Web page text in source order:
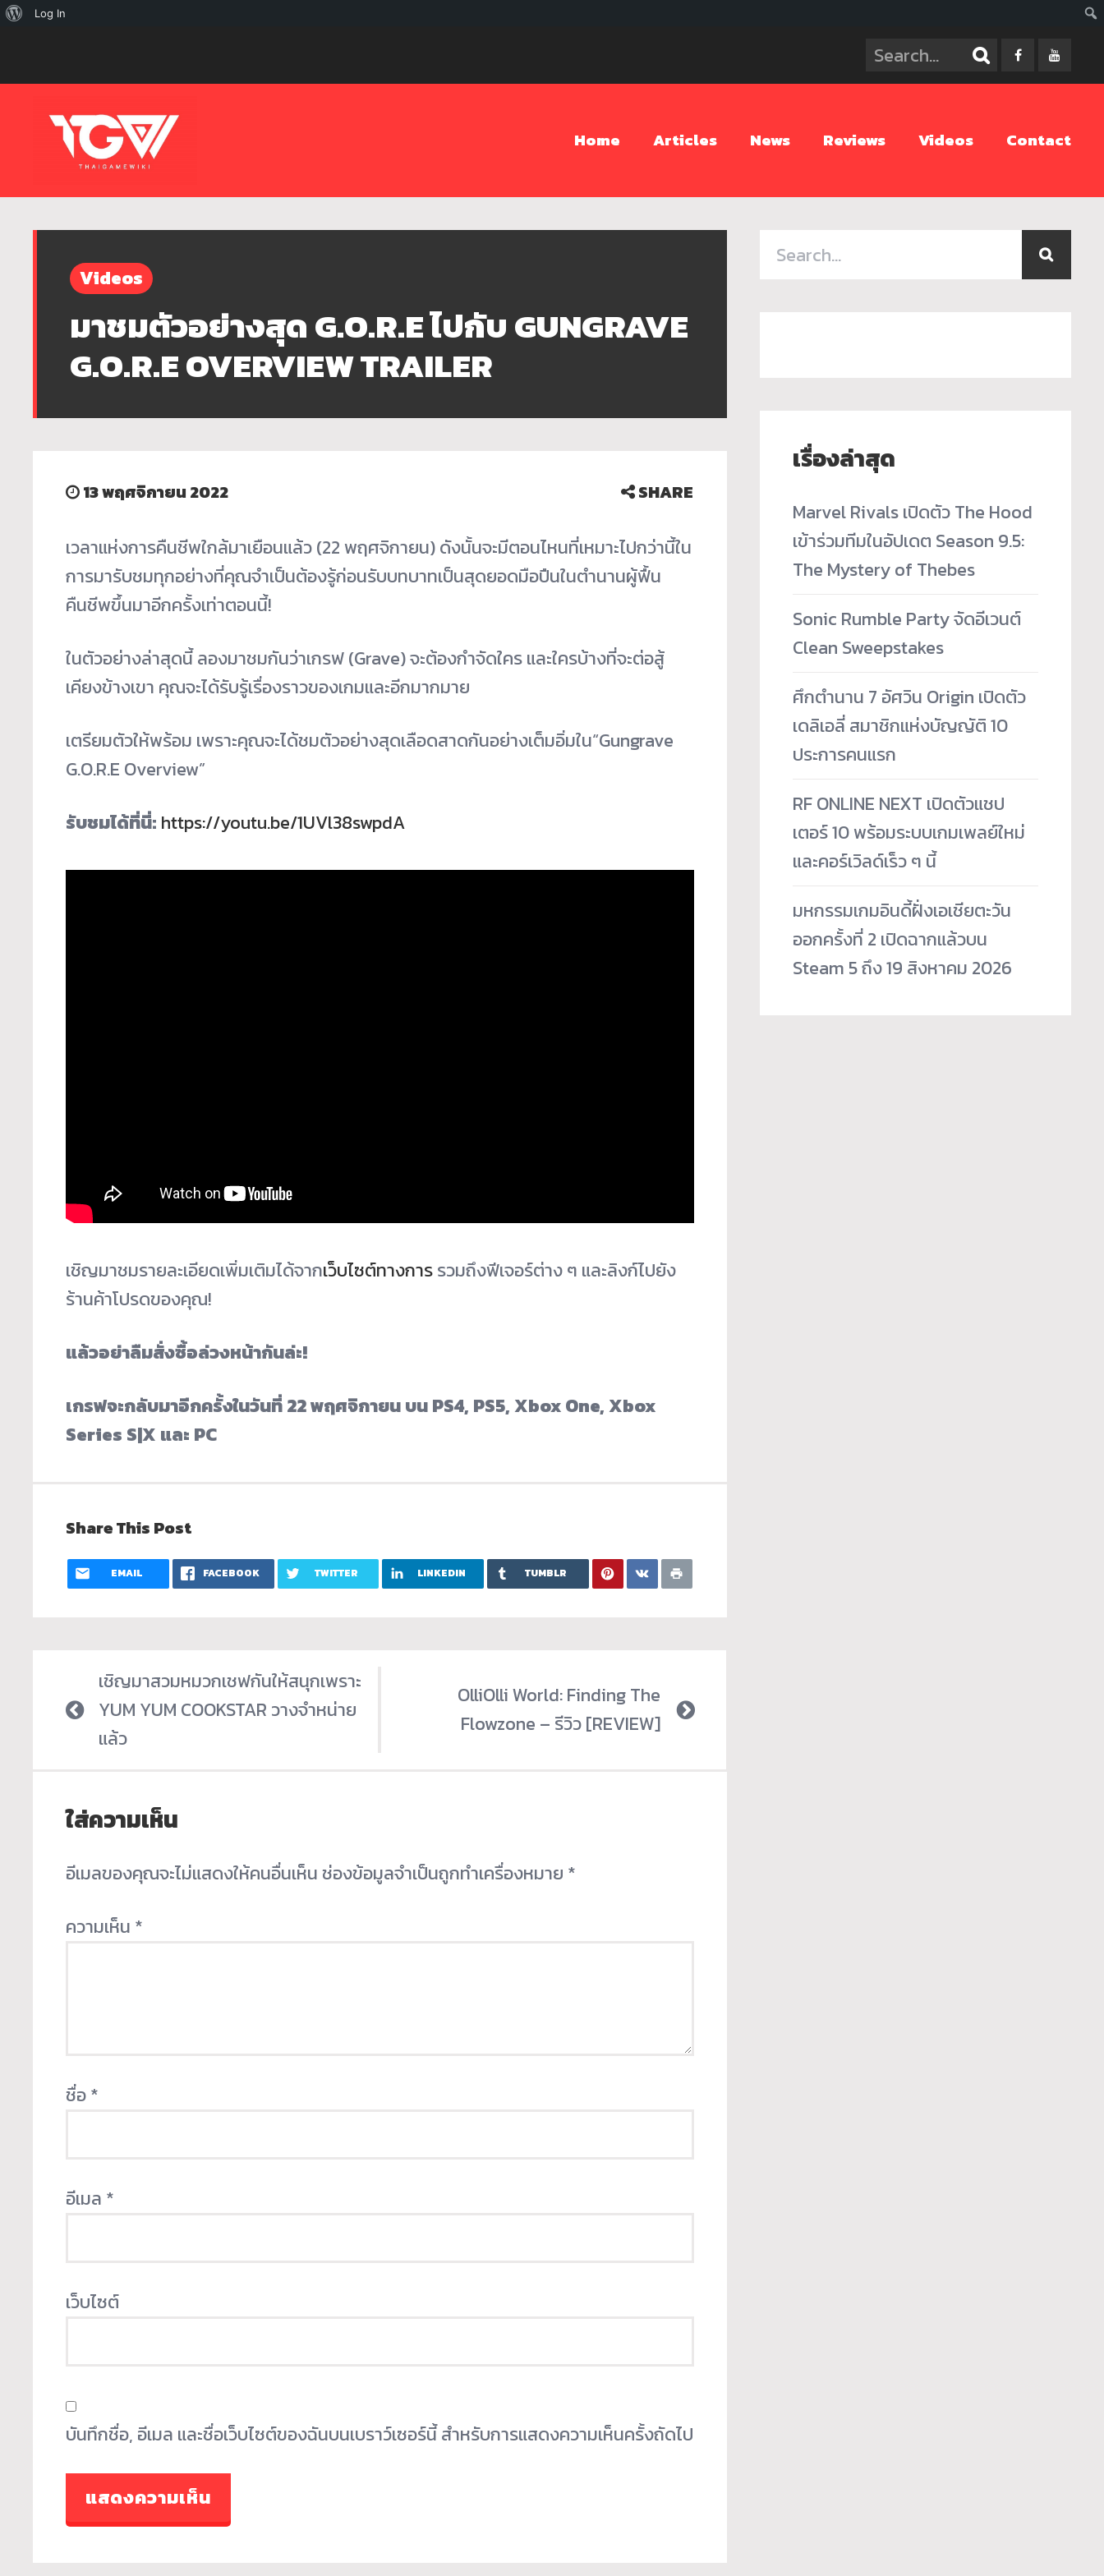
Home Articles News Reviews Videos Contact
Videos
มาชมตัวอย่างสุด G.O.R.E ไปกับ GUNGRAVE
G.O.R.E OVERVIEW TRAILER
13 พฤศจิกายน 2022 SHARE
เวลาแห่งการคืนชีพใกล้มาเยือนแล้ว (22 พฤศจิกายน) ดังนั้นจะมีตอนไหนที่เหมาะไปกว่านี้ใน
การมารับชมทุกอย่างที่คุณจำเป็นต้องรู้ก่อนรับบทบาทเป็นสุดยอดมือปืนในตำนานผู้ฟื้น
คืนชีพขึ้นมาอีกครั้งเท่าตอนนี้!
ในตัวอย่างล่าสุดนี้ ลองมาชมกันว่าเกรฟ (Grave) จะต้องกำจัดใคร และใครบ้างที่จะต่อสู้
เคียงข้างเขา คุณจะได้รับรู้เรื่องราวของเกมและอีกมากมาย
เตรียมตัวให้พร้อม เพราะคุณจะได้ชมตัวอย่างสุดเลือดสาดกันอย่างเต็มอิ่มใน“Gungrave
G.O.R.E Overview”
รับชมได้ที่นี่: https://youtu.be/1UVl38swpdA
เชิญมาชมรายละเอียดเพิ่มเติมได้จากเว็บไซต์ทางการรวมถึงฟีเจอร์ต่าง ๆ และลิงก์ไปยัง
ร้านค้าโปรดของคุณ!
แล้วอย่าลืมสั่งซื้อล่วงหน้ากันล่ะ!
เกรฟจะกลับมาอีกครั้งในวันที่ 22 พฤศจิกายน บน PS4, PS5, Xbox One, Xbox
Series S|X และ PC
Share This Post
EMAIL FACEBOOK TWITTER LINKEDIN TUMBLR
เชิญมาสวมหมวกเชฟกันให้สนุกเพราะ
YUM YUM COOKSTAR วางจำหน่าย
แล้ว
OlliOlli World: Finding The
Flowzone – รีวิว [REVIEW]
ใส่ความเห็น
อีเมลของคุณจะไม่แสดงให้คนอื่นเห็นช่องข้อมูลจำเป็นถูกทำเครื่องหมาย *
ความเห็น *
ชื่อ*
อีเมล *
เว็บไซต์
บันทึกชื่อ, อีเมล และชื่อเว็บไซต์ของฉันบนเบราว์เซอร์นี้ สำหรับการแสดงความเห็นครั้งถัดไป
เรื่องล่าสุด
Marvel Rivals เปิดตัว The Hood
เข้าร่วมทีมในอัปเดต Season 9.5:
The Mystery of Thebes
Sonic Rumble Party จัดอีเวนต์
Clean Sweepstakes
ศึกตำนาน 7 อัศวิน Origin เปิดตัว
เดลิเอลี่ สมาชิกแห่งบัญญัติ 10
ประการคนแรก
RF ONLINE NEXT เปิดตัวแชป
เตอร์ 10 พร้อมระบบเกมเพลย์ใหม่
และคอร์เวิลด์เร็ว ๆ นี้
มหกรรมเกมอินดี้ฝั่งเอเชียตะวัน
ออกครั้งที่ 2 เปิดฉากแล้วบน
Steam 5 ถึง 19 สิงหาคม 2026
เกี่ยวLog In